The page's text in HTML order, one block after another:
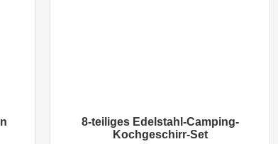
8-teiliges Edelstahl-Camping-
Kochgeschirr-Set